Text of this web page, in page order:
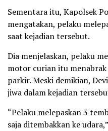
Sementara itu, Kapolsek
mengatakan, pelaku
saat kejadian tersebut.
Dia menjelaskan, pelaku
motor curian itu
parkir. Meski demikian,
jiwa dalam kejadian
“Pelaku melepaskan 3
saja ditembakkan ke